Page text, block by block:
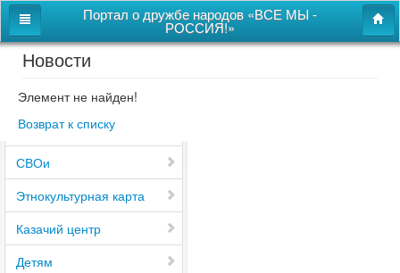
Портал о дружбе народов «ВСЕ МЫ -
РОССИЯ!»
Главная
Дом дружбы народов
Новости
СВОи
Этнокультурная карта
Казачий центр
Детям
Новости
Элемент не найден!
Возврат к списку